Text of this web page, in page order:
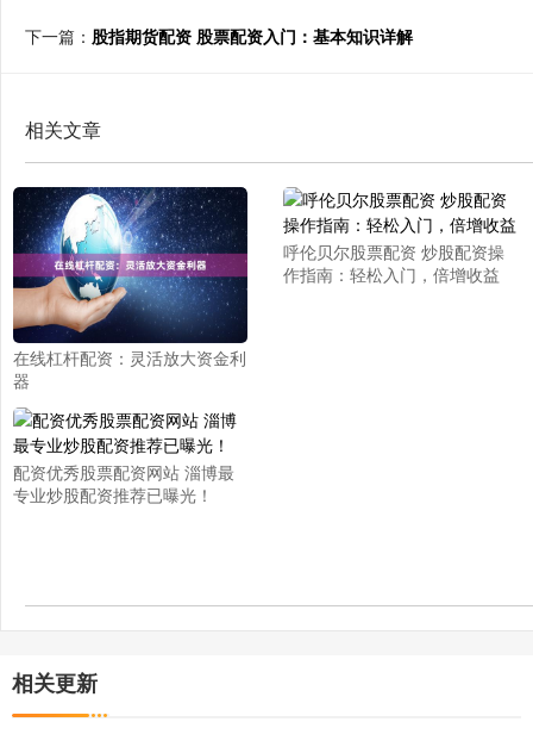
下一篇： 股指期货配资 股票配资入门：基本知识详解
相关文章
在线杠杆配资：灵活放大资金利
器
呼伦贝尔股票配资 炒股配资操
作指南：轻松入门，倍增收益
配资优秀股票配资网站 淄博最
专业炒股配资推荐已曝光！
相关更新